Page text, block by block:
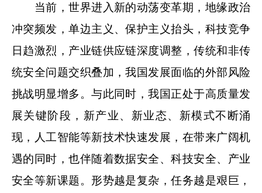
当前，世界进入新的动荡变革期，地缘政治
冲突频发，单边主义、保护主义抬头，科技竞争
日趋激烈，产业链供应链深度调整，传统和非传
统安全问题交织叠加，我国发展面临的外部风险
挑战明显增多。与此同时，我国正处于高质量发
展关键阶段，新产业、新业态、新模式不断涌
现，人工智能等新技术快速发展，在带来广阔机
遇的同时，也伴随着数据安全、科技安全、产业
安全等新课题。形势越是复杂，任务越是艰巨，